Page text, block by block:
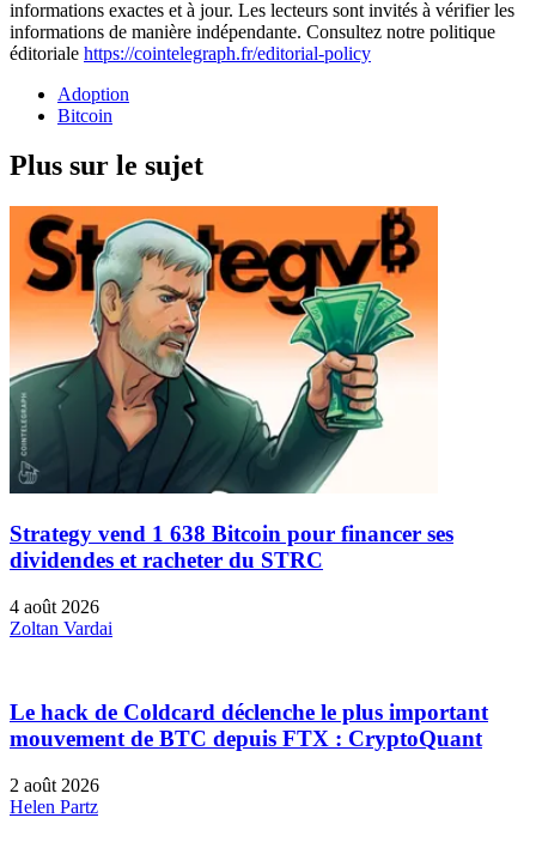
informations exactes et à jour. Les lecteurs sont invités à vérifier les
informations de manière indépendante. Consultez notre politique
éditoriale https://cointelegraph.fr/editorial-policy
Adoption
Bitcoin
Plus sur le sujet
Strategy vend 1 638 Bitcoin pour financer ses
dividendes et racheter du STRC
4 août 2026
Zoltan Vardai
Le hack de Coldcard déclenche le plus important
mouvement de BTC depuis FTX : CryptoQuant
2 août 2026
Helen Partz